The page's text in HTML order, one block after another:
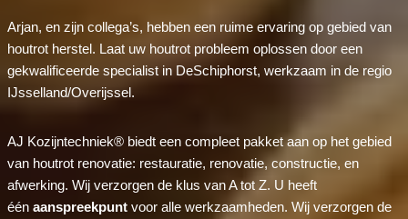
Arjan, en zijn collega’s, hebben een ruime ervaring op gebied van
houtrot herstel. Laat uw houtrot probleem oplossen door een
gekwalificeerde specialist in DeSchiphorst, werkzaam in de regio
IJsselland/Overijssel.
AJ Kozijntechniek® biedt een compleet pakket aan op het gebied
van houtrot renovatie: restauratie, renovatie, constructie, en
afwerking. Wij verzorgen de klus van A tot Z. U heeft
één aanspreekpuntvoor alle werkzaamheden. Wij verzorgen de